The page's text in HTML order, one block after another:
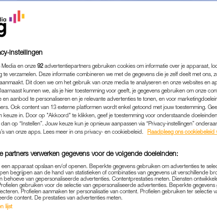
TABOE OP
VOORKOMT: 'PRAAT
FIT & GEZOND |INTERVIEW
28-06-2024 | NIVINE DE JONG
alleen boven de 65 jaar? Nee hoor, zeker niet.
En veel ook: 30 procent van de vrouwen krijgt
instellingen
en onze 92 advertentiepartners gebruiken cookies om informatie over je apparaat,
te verzamelen. Deze informatie combineren we met de gegevens die je zelf deelt met ons,
Dit doen we om het gebruik van onze media te analyseren en onze websites en
kunnen we, als je hier toestemming voor geeft, je gegevens gebruiken om onze
en aanbod te personaliseren en je relevante advertenties te tonen, en voor
Ook content van 13 externe platformen wordt enkel getoond met jouw toestemming.
keuze in. Door op "Akkoord" te klikken, geef je toestemming voor onderstaande
op “Instellen”. Jouw keuze kun je opnieuw aanpassen via “Privacy-instellingen”
van onze apps. Lees meer in ons privacy- en cookiebeleid.
Raadpleeg ons cookiebeleid
partners verwerken gegevens voor de volgende doeleinden:
apparaat opslaan en/of openen. Beperkte gegevens gebruiken om advertenties te
begrijpen aan de hand van statistieken of combinaties van gegevens uit verschillende
behoeve van gepersonaliseerde advertenties. Contentprestaties meten. Diensten
gebruiken voor de selectie van gepersonaliseerde advertenties. Beperkte
Profielen aanmaken ter personalisatie van content. Profielen gebruiken ter selectie
content. De prestaties van advertenties meten.
lijst